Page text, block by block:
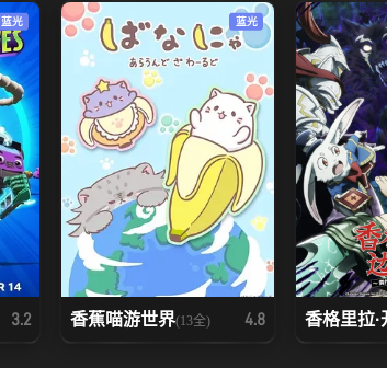
蓝光
3.2
蓝光
香蕉喵游世界(13全) 4.8 香格里拉·